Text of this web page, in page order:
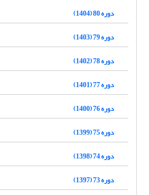
دوره 80 (1404)
دوره 79 (1403)
دوره 78 (1402)
دوره 77 (1401)
دوره 76 (1400)
دوره 75 (1399)
دوره 74 (1398)
دوره 73 (1397)